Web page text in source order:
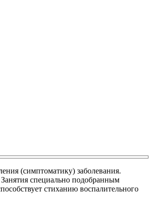
(симптоматику) заболевания.
специально подобранным
стиханию воспалительного